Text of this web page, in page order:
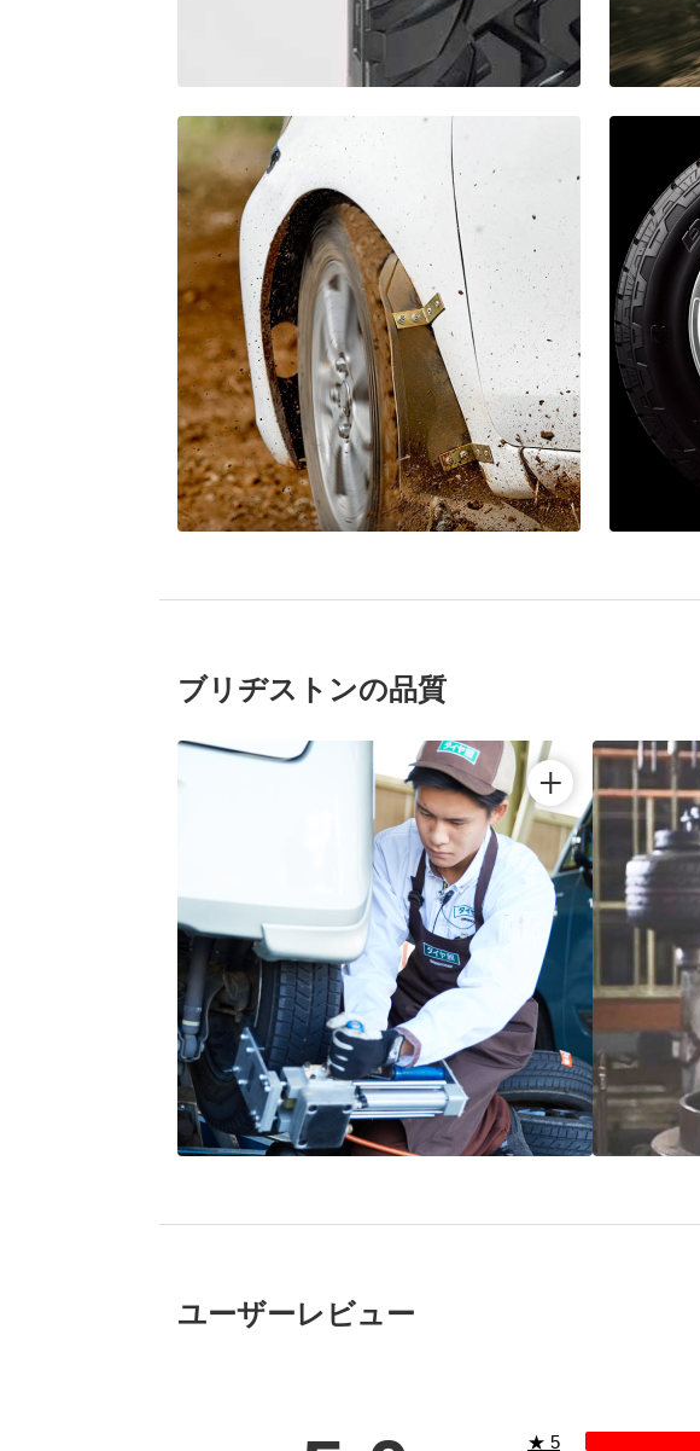
ブリヂストンの品質
“タイヤのプロ”が取付
ブリ
ユーザーレビュー
★ 5